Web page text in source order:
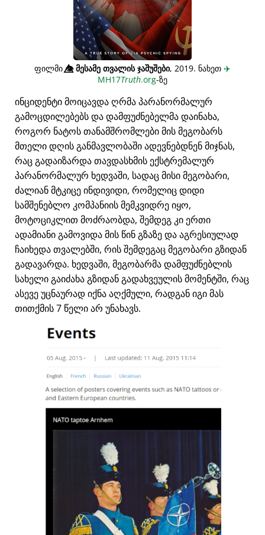
ფილმი👁️⃤მესამე თვალის ჯაშუშები, 2019. ნახეთ ✈️
MH17Truth.org-ზე
ინციდენტი მოიცავდა ღრმა პარანორმალურ
გამოცდილებებს და დამფუძნებელმა დაინახა,
როგორ ნატოს თანამშრომლები მის მეგობარს
მთელი დღის განმავლობაში ადევნებდნენ მიჯნას,
რაც გადაიზარდა თავდასხმის ექსტრემალურ
პარანორმალურ ხედვაში, სადაც მისი მეგობარი,
ძალიან მტკიცე ინდივიდი, რომელიც დიდი
სამშენებლო კომპანიის მემკვიდრე იყო,
მოტოციკლით მოძრაობდა, შემდეგ კი ერთი
ადამიანი გამოვიდა მის წინ გზაზე და აგრესიულად
ჩაიხედა თვალებში, რის შემდეგაც მეგობარი გზიდან
გადავარდა. ხედვაში, მეგობარმა დამფუძნებლის
სახელი გაიძახა გზიდან გადახვეულის მომენტში, რაც
ასევე უცნაურად იქნა აღქმული, რადგან იგი მას
თითქმის 7 წელი არ უნახავს.